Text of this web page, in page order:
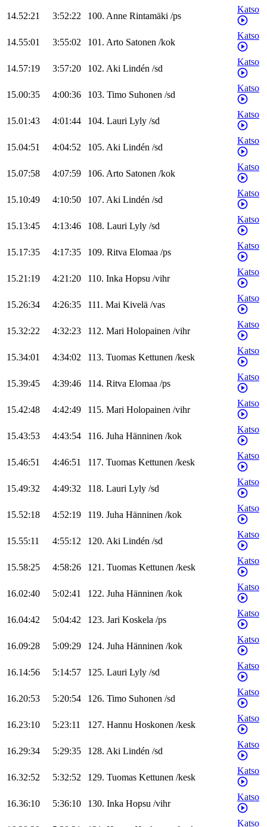
14.52:21 3:52:22 100. Anne Rintamäki /ps
Katso
14.55:01 3:55:02 101. Arto Satonen /kok
Katso
14.57:19 3:57:20 102. Aki Lindén /sd
Katso
15.00:35 4:00:36 103. Timo Suhonen /sd
Katso
15.01:43 4:01:44 104. Lauri Lyly /sd
Katso
15.04:51 4:04:52 105. Aki Lindén /sd
Katso
15.07:58 4:07:59 106. Arto Satonen /kok
Katso
15.10:49 4:10:50 107. Aki Lindén /sd
Katso
15.13:45 4:13:46 108. Lauri Lyly /sd
Katso
15.17:35 4:17:35 109. Ritva Elomaa /ps
Katso
15.21:19 4:21:20 110. Inka Hopsu /vihr
Katso
15.26:34 4:26:35 111. Mai Kivelä /vas
Katso
15.32:22 4:32:23 112. Mari Holopainen /vihr
Katso
15.34:01 4:34:02 113. Tuomas Kettunen /kesk
Katso
15.39:45 4:39:46 114. Ritva Elomaa /ps
Katso
15.42:48 4:42:49 115. Mari Holopainen /vihr
Katso
15.43:53 4:43:54 116. Juha Hänninen /kok
Katso
15.46:51 4:46:51 117. Tuomas Kettunen /kesk
Katso
15.49:32 4:49:32 118. Lauri Lyly /sd
Katso
15.52:18 4:52:19 119. Juha Hänninen /kok
Katso
15.55:11 4:55:12 120. Aki Lindén /sd
Katso
15.58:25 4:58:26 121. Tuomas Kettunen /kesk
Katso
16.02:40 5:02:41 122. Juha Hänninen /kok
Katso
16.04:42 5:04:42 123. Jari Koskela /ps
Katso
16.09:28 5:09:29 124. Juha Hänninen /kok
Katso
16.14:56 5:14:57 125. Lauri Lyly /sd
Katso
16.20:53 5:20:54 126. Timo Suhonen /sd
Katso
16.23:10 5:23:11 127. Hannu Hoskonen /kesk
Katso
16.29:34 5:29:35 128. Aki Lindén /sd
Katso
16.32:52 5:32:52 129. Tuomas Kettunen /kesk
Katso
16.36:10 5:36:10 130. Inka Hopsu /vihr
Katso
Katso